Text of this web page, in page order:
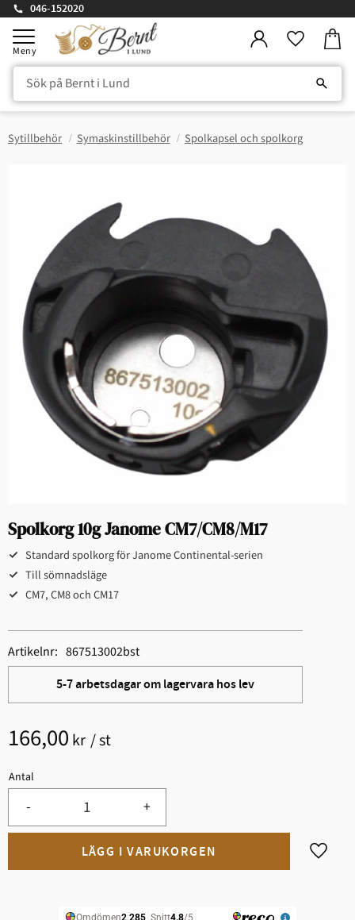
Meny
046-152020
Sytillbehör Symaskinstillbehör Spolkapsel och spolkorg
Spolkorg 10g Janome CM7/CM8/M17
Standard spolkorg för Janome Continental-serien
Till sömnadsläge
CM7, CM8 och CM17
166,00 kr /st
Antal
+
-
Lägg
5-7 arbetsdagar om lagervara hos lev
Artikelnr 867513002bst